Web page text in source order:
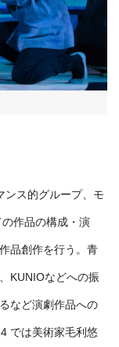
ンス的グループ、モ
作品の構成・演
品創作を行う。青
KUNIOなどへの振
など演劇作品への
では美術家毛利悠